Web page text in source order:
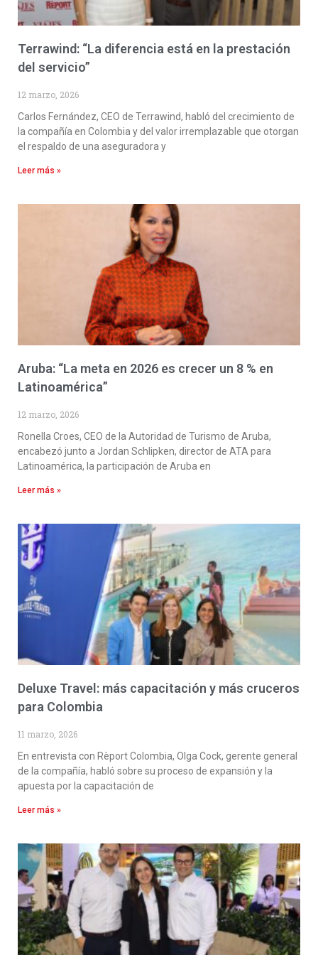
Terrawind: “La diferencia está en la prestación
del servicio”
12 marzo, 2026
Carlos Fernández, CEO de Terrawind, habló del crecimiento de
la compañía en Colombia y del valor irremplazable que otorgan
el respaldo de una aseguradora y
Leer más »
Aruba: “La meta en 2026 es crecer un 8 % en
Latinoamérica”
12 marzo, 2026
Ronella Croes, CEO de la Autoridad de Turismo de Aruba,
encabezó junto a Jordan Schlipken, director de ATA para
Latinoamérica, la participación de Aruba en
Leer más »
Deluxe Travel: más capacitación y más cruceros
para Colombia
11 marzo, 2026
En entrevista con Rèport Colombia, Olga Cock, gerente general
de la compañía, habló sobre su proceso de expansión y la
apuesta por la capacitación de
Leer más »